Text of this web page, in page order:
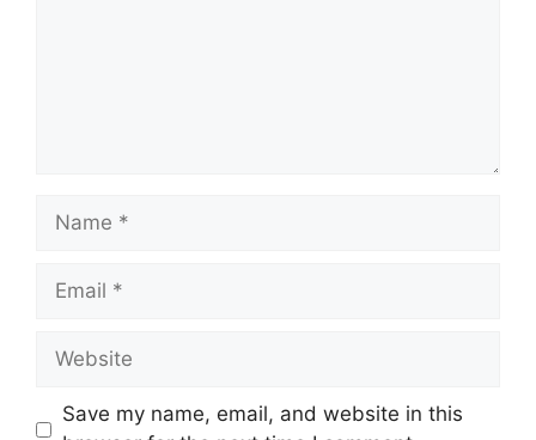
Save my name, email, and website in this